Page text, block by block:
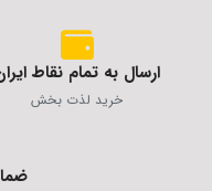
ارسال به تمام نقاط
خرید لذت بخش